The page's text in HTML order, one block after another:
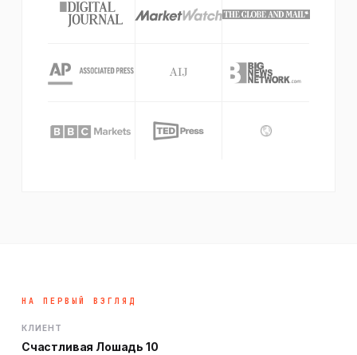
НА ПЕРВЫЙ ВЗГЛЯД
КЛИЕНТ
Счастливая Лошадь 10